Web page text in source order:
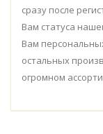
сразу после
Вам статуса
Вам
остальных
огромном